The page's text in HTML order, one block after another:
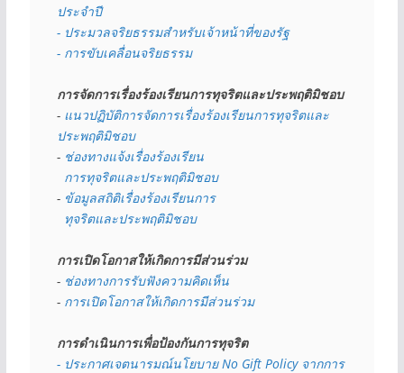
ประจำปี
- ประมวลจริยธรรมสำหรับเจ้าหน้าที่ของรัฐ
- การขับเคลื่อนจริยธรรม
การจัดการเรื่องร้องเรียนการทุจริตและประพฤติมิชอบ
- แนวปฏิบัติการจัดการเรื่องร้องเรียนการทุจริตและ
ประพฤติมิชอบ
- ช่องทางแจ้งเรื่องร้องเรียน
  การทุจริตและประพฤติมิชอบ
- ข้อมูลสถิติเรื่องร้องเรียนการ
  ทุจริตและประพฤติมิชอบ
การเปิดโอกาสให้เกิดการมีส่วนร่วม
- ช่องทางการรับฟังความคิดเห็น
- การเปิดโอกาสให้เกิดการมีส่วนร่วม
การดำเนินการเพื่อป้องกันการทุจริต
- ประกาศเจตนารมณ์นโยบาย No Gift Policy จากการ